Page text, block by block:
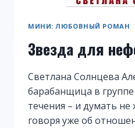
МИНИ: ЛЮБОВНЫЙ РОМАН
Звезда для
Светлана Солнцева
барабанщица в
течения – и думать
говоря уже об